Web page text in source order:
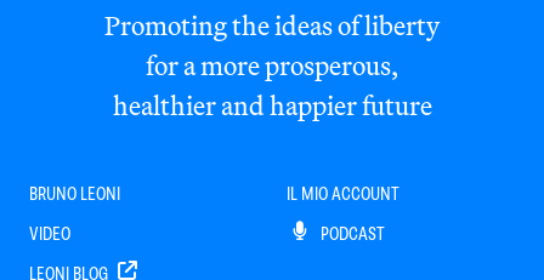
Promoting the ideas of liberty
for a more prosperous,
healthier and happier future
BRUNO LEONI
VIDEO
LEONI BLOG
IL MIO ACCOUNT
PODCAST